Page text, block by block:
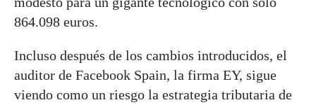
864.098 euros.
Incluso después de los cambios introducidos, el
auditor de Facebook Spain, la firma EY, sigue
viendo como un riesgo la estrategia tributaria de